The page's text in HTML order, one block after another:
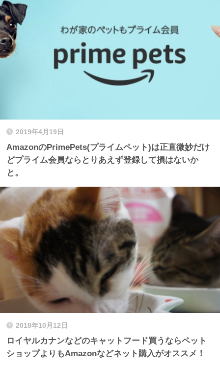
2019年4月19日
AmazonのPrimePets(プライムペット)は正直微妙だけ
どプライム会員ならとりあえず登録して損はないか
と。
2018年10月12日
ロイヤルカナンなどのキャットフード買うならペット
ショップよりもAmazonなどネット購入がオススメ！